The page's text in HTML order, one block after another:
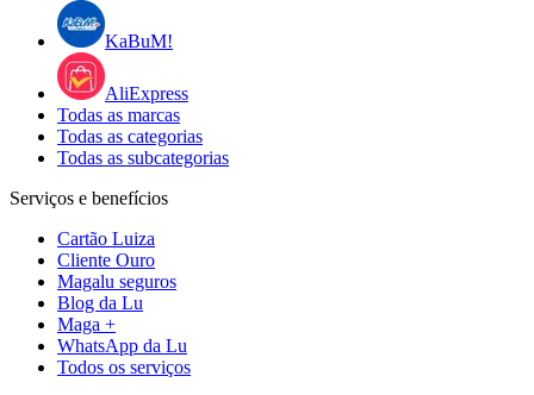
KaBuM!
AliExpress
Todas as marcas
Todas as categorias
Todas as subcategorias
Serviços e benefícios
Cartão Luiza
Cliente Ouro
Magalu seguros
Blog da Lu
Maga +
WhatsApp da Lu
Todos os serviços